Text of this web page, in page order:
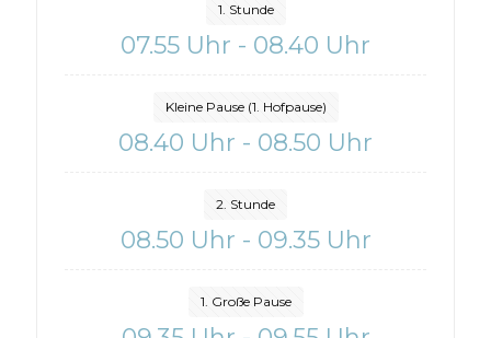
1. Stunde
07.55 Uhr - 08.40 Uhr
Kleine Pause (1. Hofpause)
08.40 Uhr - 08.50 Uhr
2. Stunde
08.50 Uhr - 09.35 Uhr
1. Große Pause